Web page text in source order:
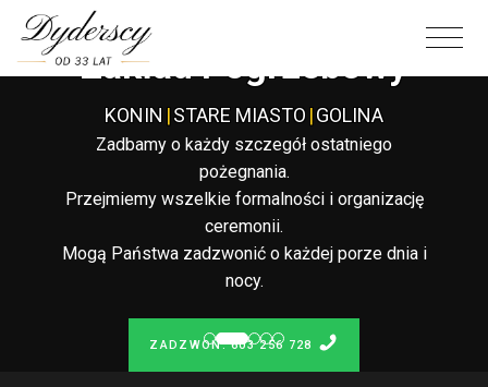
Całodobowy
Zakład Pogrzebowy
KONIN |STARE MIASTO |GOLINA
Zadbamy o każdy szczegół ostatniego
pożegnania.
Przejmiemy wszelkie formalności i organizację
ceremonii.
Mogą Państwa zadzwonić o każdej porze dnia i
nocy.
ZADZWOŃ: 603 256 728